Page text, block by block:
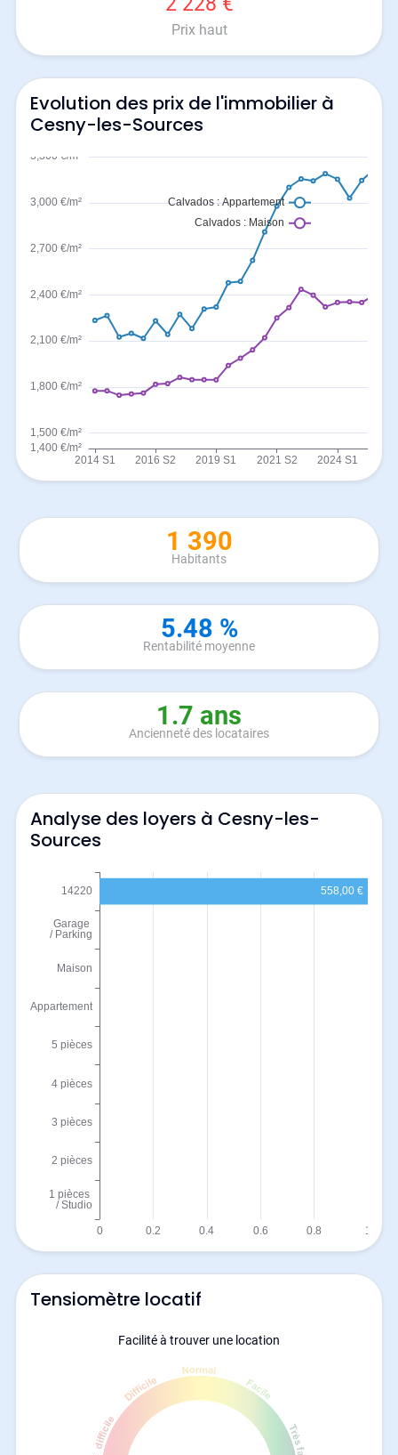
Prix haut
Evolution des prix de l'immobilier à
Cesny-les-Sources
1 390
Habitants
5.48 %
Rentabilité moyenne
1.7 ans
Ancienneté des locataires
Analyse des loyers à Cesny-les-
Sources
Tensiomètre locatif
Facilité à trouver une location